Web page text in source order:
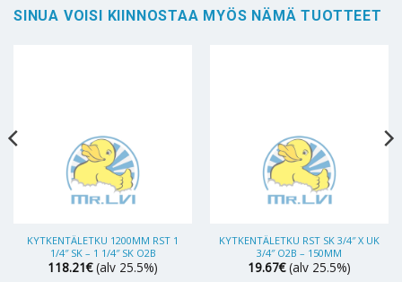
SINUA VOISI KIINNOSTAA MYÖS NÄMÄ TUOTTEET
KYTKENTÄLETKU 1200MM RST 1
1/4″ SK – 1 1/4″ SK O2B
118.21€ (alv 25.5%)
KYTKENTÄLETKU RST SK 3/4″ X UK
3/4″ O2B – 150MM
19.67€ (alv 25.5%)